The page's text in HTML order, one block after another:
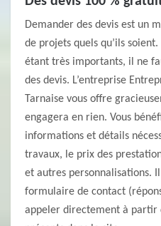
Demander des devis est un
de projets quels qu’ils
étant très importants, il ne
des devis. L’entreprise
Tarnaise vous offre
engagera en rien. Vous
informations et détails
travaux, le prix des
et autres personnalisations.
formulaire de contact
appeler directement à partir